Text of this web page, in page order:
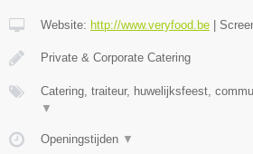
Website: http://www.veryfood.be
Private & Corporate Catering
Catering, traiteur, huwelijksfeest,
▼
Openingstijden ▼